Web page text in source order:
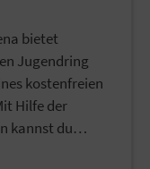
bietet
Jugendring
kostenfreien
Hilfe der
kannst du…